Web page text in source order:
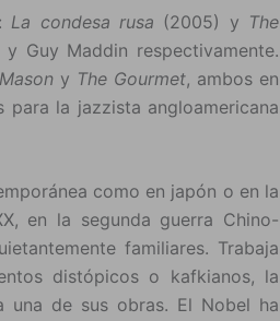
La condesa rusa (2005) y The
Guy Maddin respectivamente.
y The Gourmet, ambos en
la jazzista angloamericana
como en japón o en la
en la segunda guerra Chino-
familiares. Trabaja
distópicos o kafkianos, la
una de sus obras. El Nobel ha